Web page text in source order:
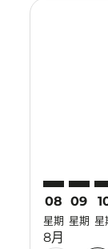
08
星期
8月
09
星期 星